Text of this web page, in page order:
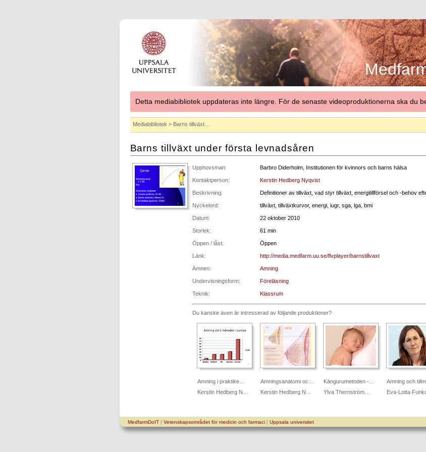
Detta mediabibliotek uppdateras inte längre. För de senaste videoproduktionerna ska du
Mediabibliotek > Barns tillväxt…
Barns tillväxt under första levnadsåren
Upphovsman: Barbro Diderholm, Institutionen för kvinnors och barns hälsa
Kontaktperson: Kerstin Hedberg Nyqvist
Beskrivning: Definitioner av tillväxt, vad styr tillväxt, energitillförsel och -behov
Nyckelord: tillväxt, tillväxtkurvor, energi, iugr, sga, lga, bmi
Datum: 22 oktober 2010
Storlek: 61 min
Öppen / låst: Öppen
Länk: http://media.medfarm.uu.se/flvplayer/barnstillvaxt
Ämnen: Amning
Undervisningsform: Föreläsning
Teknik: Klassrum
Du kanske även är intresserad av följande produktioner?
Amning i praktike…
Kerstin Hedberg N…
Amningsanatomi oc…
Kerstin Hedberg N…
Kängurumetoden -…
Ylva Thernström…
Amning och
Eva-Lotta
MedfarmDoIT| Vetenskapsområdet för medicin och farmaci| Uppsala universitet